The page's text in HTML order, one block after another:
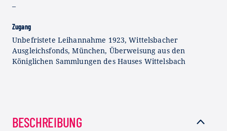
–
Zugang
Unbefristete Leihannahme 1923, Wittelsbacher
Ausgleichsfonds, München, Überweisung aus den
Königlichen Sammlungen des Hauses Wittelsbach
BESCHREIBUNG